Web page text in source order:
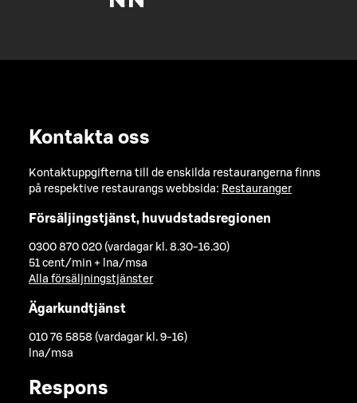
Kontakta oss
Kontaktuppgifterna till de enskilda restaurangerna finns
på respektive restaurangs webbsida: Restauranger
Försäljingstjänst, huvudstadsregionen
0300 870 020 (vardagar kl. 8.30-16.30)
51 cent/min + lna/msa
Alla försäljningstjänster
Ägarkundtjänst
010 76 5858 (vardagar kl. 9-16)
lna/msa
Respons